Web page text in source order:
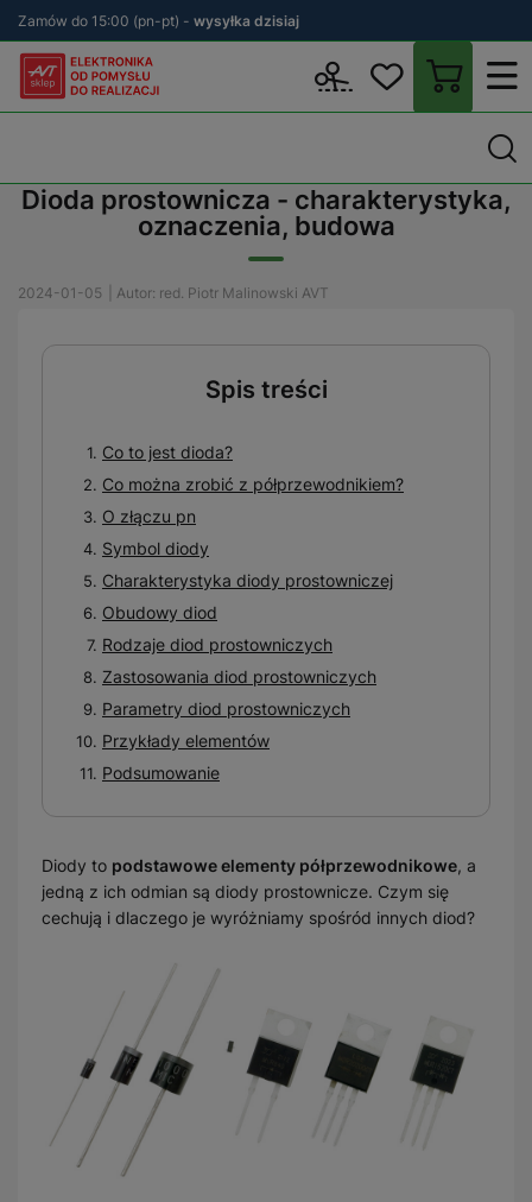
Zamów do 15:00 (pn-pt) - wysyłka dzisiaj
Dioda prostownicza - charakterystyka,
Dioda prostownicza - charakterystyka,
oznaczenia, budowa
2024-01-05 | Autor: red. Piotr Malinowski AVT
Spis treści
Co to jest dioda?
Co można zrobić z półprzewodnikiem?
O złączu pn
Symbol diody
Charakterystyka diody prostowniczej
Obudowy diod
Rodzaje diod prostowniczych
Zastosowania diod prostowniczych
Parametry diod prostowniczych
Przykłady elementów
Podsumowanie
Diody to podstawowe elementy półprzewodnikowe, a
jedną z ich odmian są diody prostownicze. Czym się
cechują i dlaczego je wyróżniamy spośród innych diod?